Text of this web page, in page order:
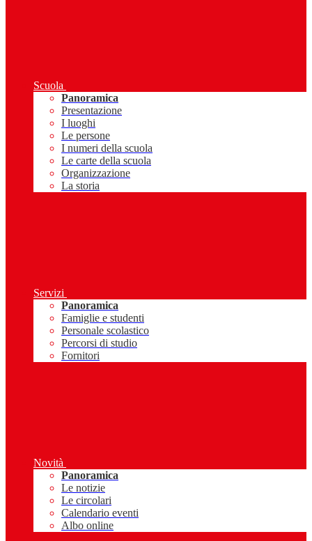
Scuola
Panoramica
Presentazione
I luoghi
Le persone
I numeri della scuola
Le carte della scuola
Organizzazione
La storia
Servizi
Panoramica
Famiglie e studenti
Personale scolastico
Percorsi di studio
Fornitori
Novità
Panoramica
Le notizie
Le circolari
Calendario eventi
Albo online